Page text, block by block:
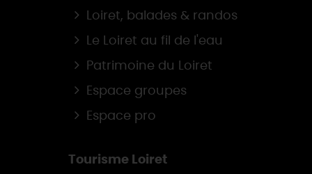
Loiret, balades & randos
Le Loiret au fil de l'eau
Patrimoine du Loiret
Espace groupes
Espace pro
Tourisme Loiret